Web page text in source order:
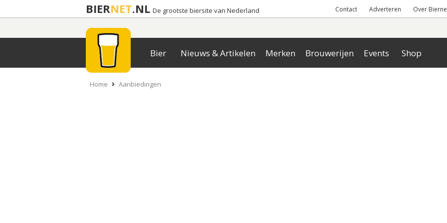
BIERNET.NL De grootste biersite van Nederland Contact Adverteren Over
Bier Nieuws & Artikelen Merken Brouwerijen Events Shop
Home Aanbiedingen